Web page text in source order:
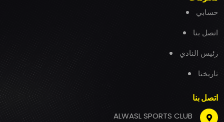
حسابي
اتصل بنا
رئيس النادي
تاريخنا
اتصل بنا
ALWASL SPORTS CLUB